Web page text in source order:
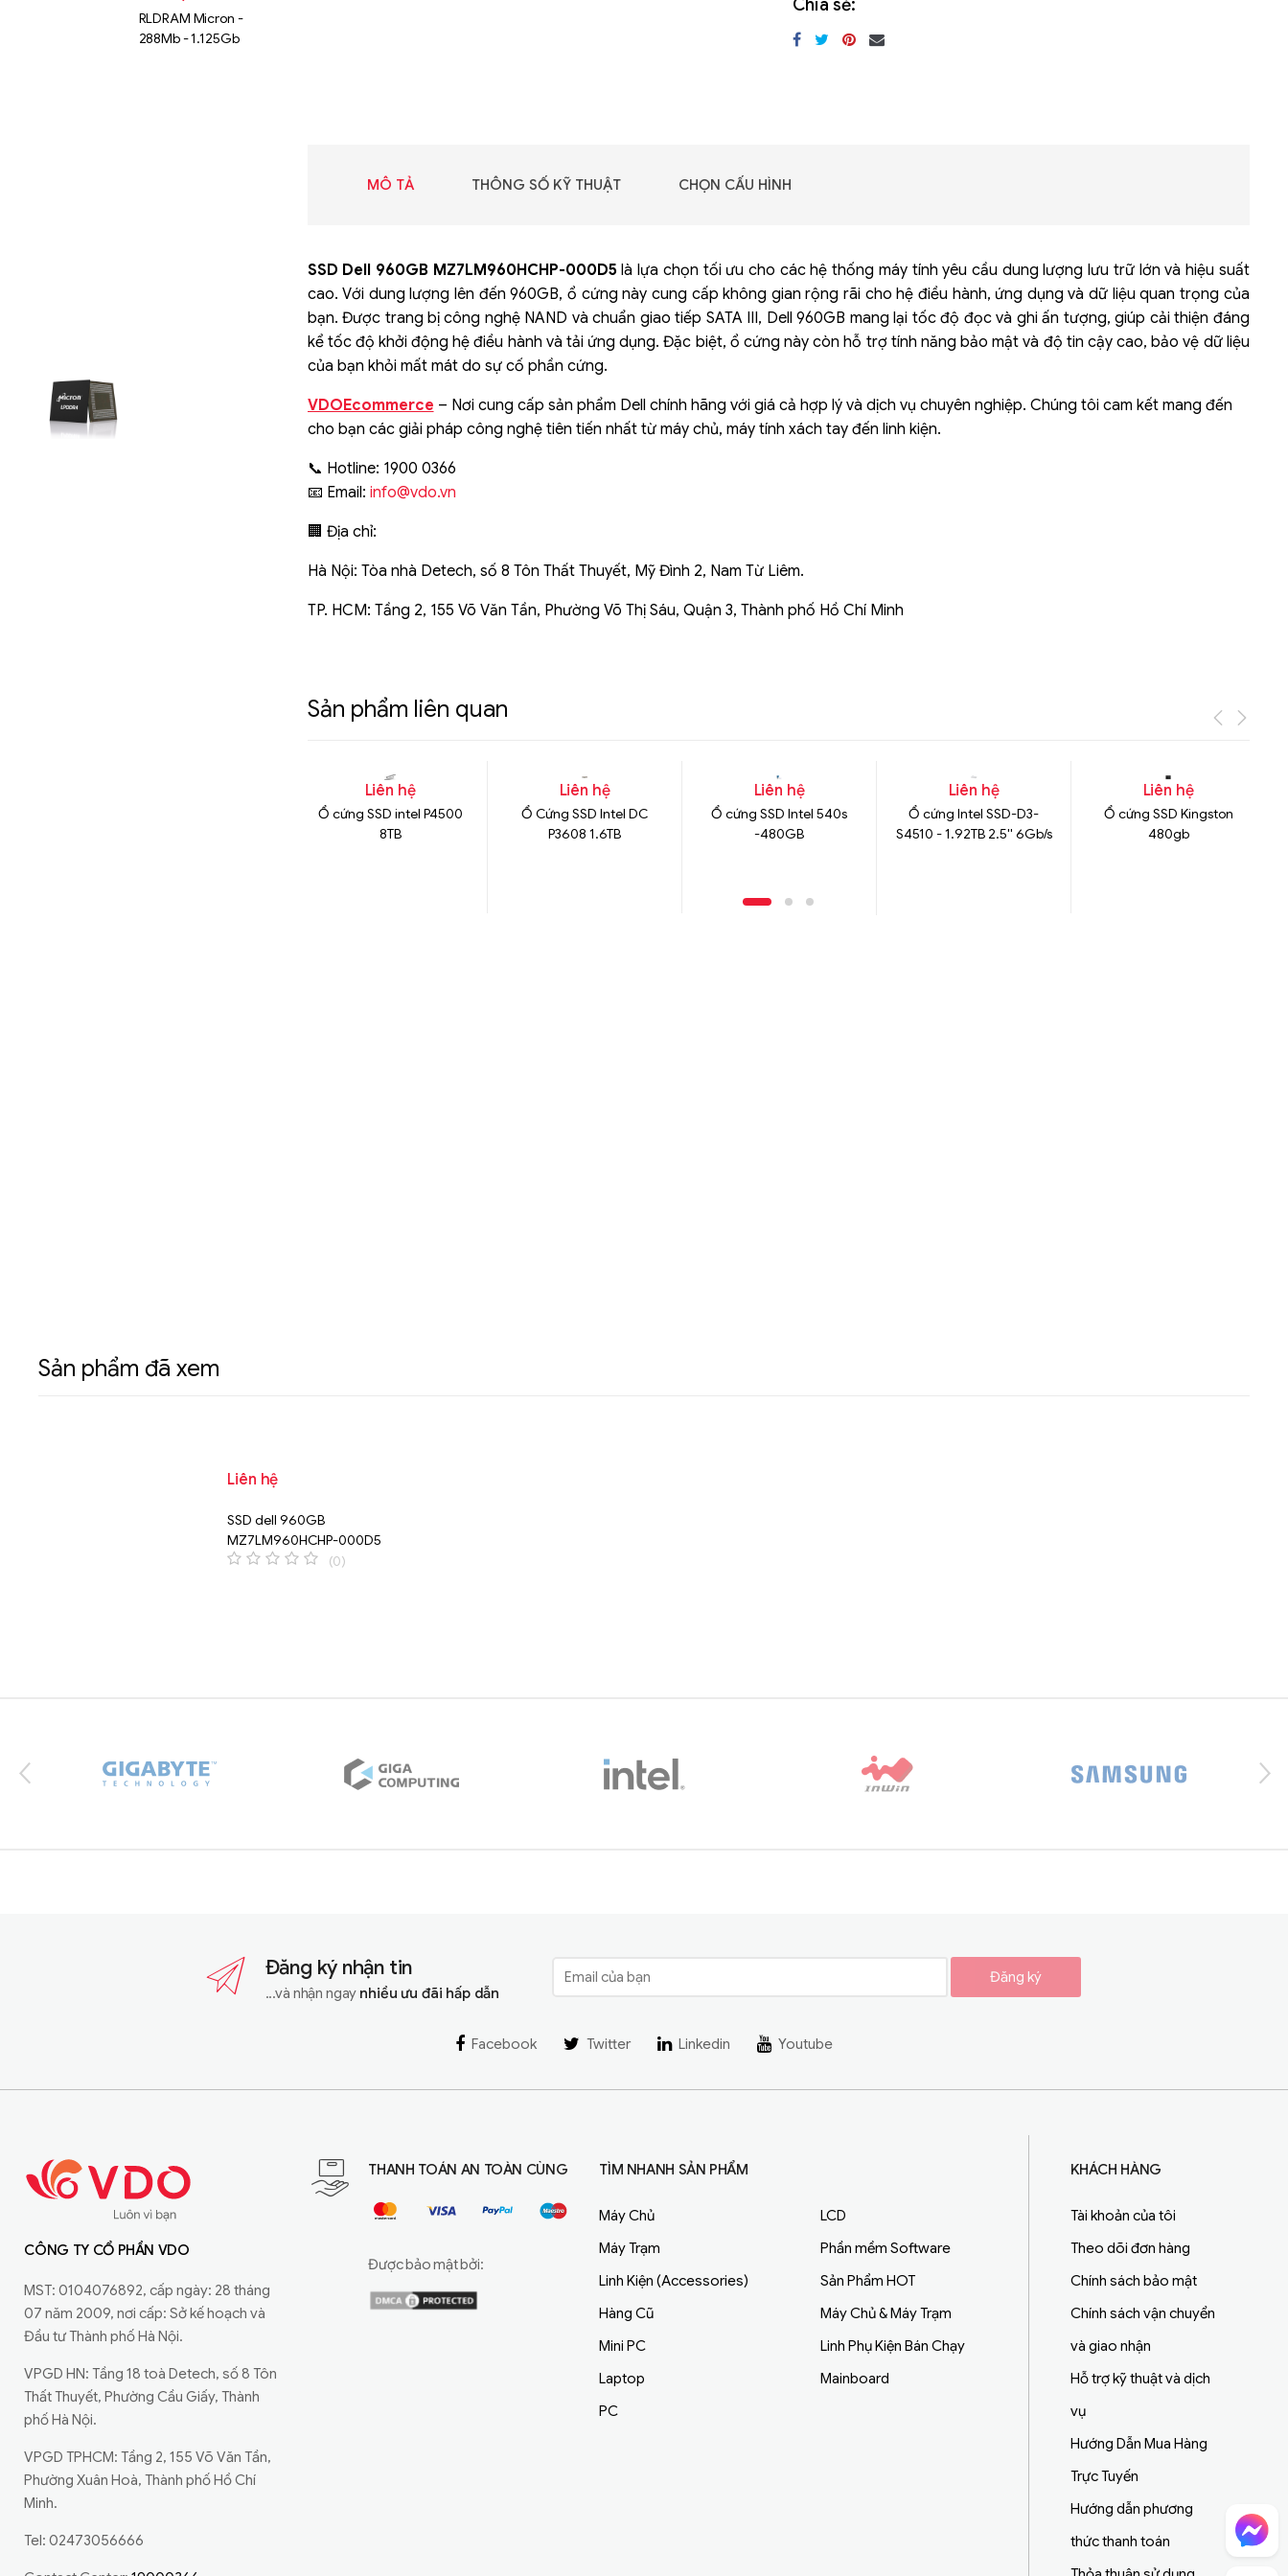
Chia sẻ:
MÔ TẢ THÔNG SỐ KỸ THUẬT CHỌN CẤU HÌNH
SSD Dell 960GB MZ7LM960HCHP-000D5là lựa chọn tối ưu cho các hệ thống máy tính yêu cầu dung lượng lưu trữ lớn và hiệu suất
cao. Với dung lượng lên đến 960GB, ổ cứng này cung cấp không gian rộng rãi cho hệ điều hành, ứng dụng và dữ liệu quan trọng của
bạn. Được trang bị công nghệ NAND và chuẩn giao tiếp SATA III, Dell 960GB mang lại tốc độ đọc và ghi ấn tượng, giúp cải thiện đáng
kể tốc độ khởi động hệ điều hành và tải ứng dụng. Đặc biệt, ổ cứng này còn hỗ trợ tính năng bảo mật và độ tin cậy cao, bảo vệ dữ liệu
của bạn khỏi mất mát do sự cố phần cứng.
VDOEcommerce – Nơi cung cấp sản phẩm Dell chính hãng với giá cả hợp lý và dịch vụ chuyên nghiệp. Chúng tôi cam kết mang đến
cho bạn các giải pháp công nghệ tiên tiến nhất từ máy chủ, máy tính xách tay đến linh kiện.
📞 Hotline: 1900 0366
📧 Email: info@vdo.vn
🏢 Địa chỉ:
Hà Nội: Tòa nhà Detech, số 8 Tôn Thất Thuyết, Mỹ Đình 2, Nam Từ Liêm.
TP. HCM: Tầng 2, 155 Võ Văn Tần, Phường Võ Thị Sáu, Quận 3, Thành phố Hồ Chí Minh
Sản phẩm liên quan
Liên hệ
Ổ cứng SSD intel P4500
8TB
Liên hệ
Ổ Cứng SSD Intel DC
P3608 1.6TB
Liên hệ
Ổ cứng SSD Intel 540s
-480GB
Liên hệ
Ổ cứng Intel SSD-D3-
S4510 - 1.92TB 2.5'' 6Gb/s
Liên hệ
Ổ cứng SSD Kingston
480gb
RLDRAM Micron -
288Mb - 1.125Gb
Liên hệ
GDDR - GDDR6
Sản phẩm đã xem
Liên hệ
SSD dell 960GB
MZ7LM960HCHP-000D5
(0)
Đăng ký nhận tin
...và nhận ngay nhiều ưu đãi hấp dẫn
Đăng ký
Facebook Twitter Linkedin Youtube
CÔNG TY CỔ PHẦN VDO
MST: 0104076892, cấp ngày: 28 tháng
07 năm 2009, nơi cấp: Sở kế hoạch và
Đầu tư Thành phố Hà Nội.
VPGD HN: Tầng 18 toà Detech, số 8 Tôn
Thất Thuyết, Phường Cầu Giấy, Thành
phố Hà Nội.
VPGD TPHCM: Tầng 2, 155 Võ Văn Tần,
Phường Xuân Hoà, Thành phố Hồ Chí
Minh.
Tel: 02473056666
THANH TOÁN AN TOÀN CÙNG
Được bảo mật bởi:
TÌM NHANH SẢN PHẨM
Máy Chủ
Máy Trạm
Linh Kiện (Accessories)
Hàng Cũ
Mini PC
Laptop
PC
LCD
Phần mềm Software
Sản Phẩm HOT
Máy Chủ & Máy Trạm
Linh Phụ Kiện Bán Chạy
Mainboard
KHÁCH HÀNG
Tài khoản của tôi
Theo dõi đơn hàng
Chính sách bảo mật
Chính sách vận chuyển
và giao nhận
Hỗ trợ kỹ thuật và dịch
vụ
Hướng Dẫn Mua Hàng
Trực Tuyến
Hướng dẫn phương
thức thanh toánChat Facebook